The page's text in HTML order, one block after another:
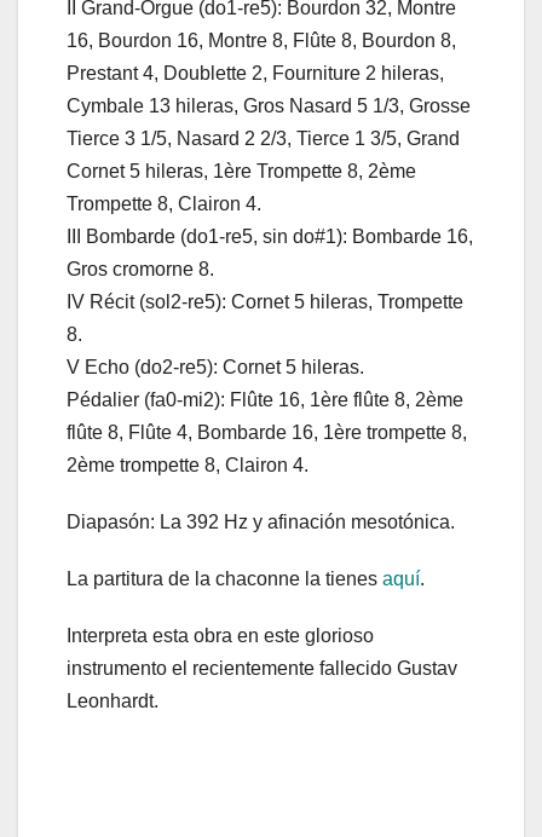
II Grand-Orgue (do1-re5): Bourdon 32, Montre
16, Bourdon 16, Montre 8, Flûte 8, Bourdon 8,
Prestant 4, Doublette 2, Fourniture 2 hileras,
Cymbale 13 hileras, Gros Nasard 5 1/3, Grosse
Tierce 3 1/5, Nasard 2 2/3, Tierce 1 3/5, Grand
Cornet 5 hileras, 1ère Trompette 8, 2ème
Trompette 8, Clairon 4.
III Bombarde (do1-re5, sin do#1): Bombarde 16,
Gros cromorne 8.
IV Récit (sol2-re5): Cornet 5 hileras, Trompette
8.
V Echo (do2-re5): Cornet 5 hileras.
Pédalier (fa0-mi2): Flûte 16, 1ère flûte 8, 2ème
flûte 8, Flûte 4, Bombarde 16, 1ère trompette 8,
2ème trompette 8, Clairon 4.
Diapasón: La 392 Hz y afinación mesotónica.
La partitura de la chaconne la tienes aquí.
Interpreta esta obra en este glorioso
instrumento el recientemente fallecido Gustav
Leonhardt.